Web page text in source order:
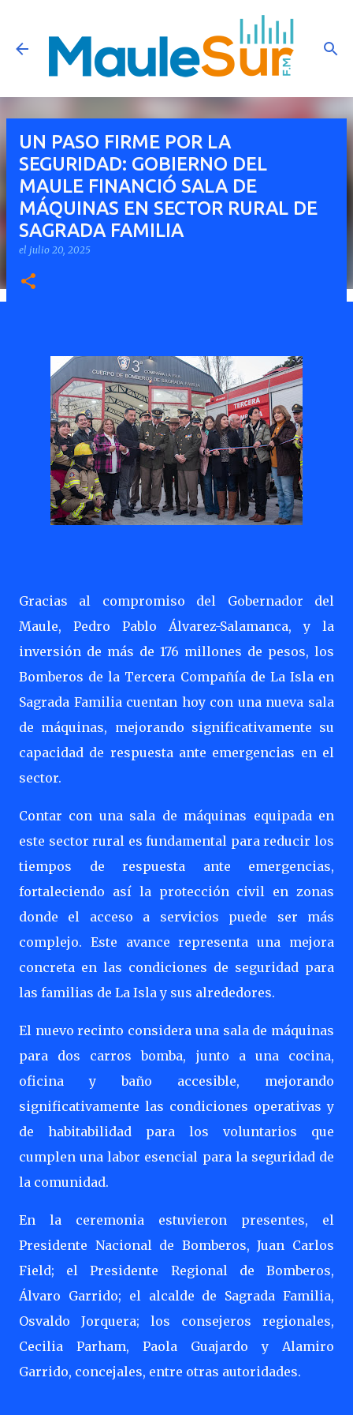
Ir al contenido principal
UN PASO FIRME POR LA
SEGURIDAD: GOBIERNO DEL
MAULE FINANCIÓ SALA DE
MÁQUINAS EN SECTOR RURAL DE
SAGRADA FAMILIA
el julio 20, 2025
Gracias al compromiso del Gobernador del
Maule, Pedro Pablo Álvarez-Salamanca, y la
inversión de más de 176 millones de pesos, los
Bomberos de la Tercera Compañía de La Isla en
Sagrada Familia cuentan hoy con una nueva sala
de máquinas, mejorando significativamente su
capacidad de respuesta ante emergencias en el
sector.
Contar con una sala de máquinas equipada en
este sector rural es fundamental para reducir los
tiempos de respuesta ante emergencias,
fortaleciendo así la protección civil en zonas
donde el acceso a servicios puede ser más
complejo. Este avance representa una mejora
concreta en las condiciones de seguridad para
las familias de La Isla y sus alrededores.
El nuevo recinto considera una sala de máquinas
para dos carros bomba, junto a una cocina,
oficina y baño accesible, mejorando
significativamente las condiciones operativas y
de habitabilidad para los voluntarios que
cumplen una labor esencial para la seguridad de
la comunidad.
En la ceremonia estuvieron presentes, el
Presidente Nacional de Bomberos, Juan Carlos
Field; el Presidente Regional de Bomberos,
Álvaro Garrido; el alcalde de Sagrada Familia,
Osvaldo Jorquera; los consejeros regionales,
Cecilia Parham, Paola Guajardo y Alamiro
Garrido, concejales, entre otras autoridades.